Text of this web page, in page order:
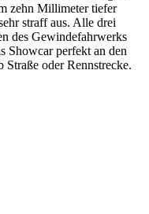
zehn Millimeter tiefer
straff aus. Alle drei
des Gewindefahrwerks
Showcar perfekt an den
oder Rennstrecke.